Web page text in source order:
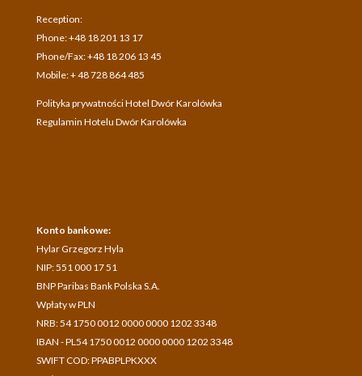
Reception:
Phone: +48 18 201 13 17
Phone/Fax: +48 18 206 13 45
Mobile: + 48 728 864 485
Polityka prywatności Hotel Dwór Karolówka
Regulamin Hotelu Dwór Karolówka
Konto bankowe:
Hylar Grzegorz Hyla
NIP: 551 000 17 51
BNP Paribas Bank Polska S.A.
Wpłaty w PLN
NRB: 54 1750 0012 0000 0000 1202 3348
IBAN - PL54 1750 0012 0000 0000 1202 3348
SWIFT COD: PPABPLPKXXX